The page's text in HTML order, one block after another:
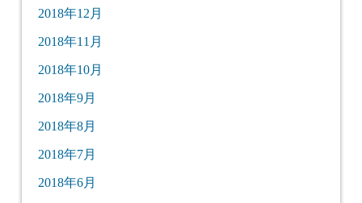
2018年12月
2018年11月
2018年10月
2018年9月
2018年8月
2018年7月
2018年6月